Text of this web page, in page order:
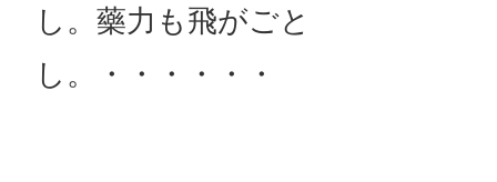
し。藥力も飛がごと
し。・・・・・・